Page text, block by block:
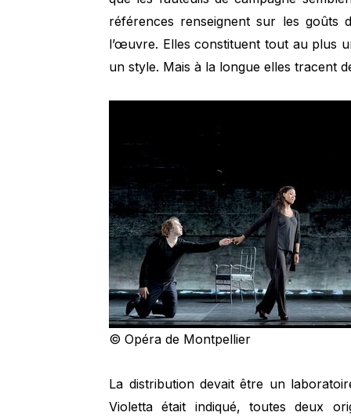
références renseignent sur les goûts
l’œuvre. Elles constituent tout au plus
un style. Mais à la longue elles tracent
© Opéra de Montpellier
La distribution devait être un
Violetta était indiqué, toutes deux